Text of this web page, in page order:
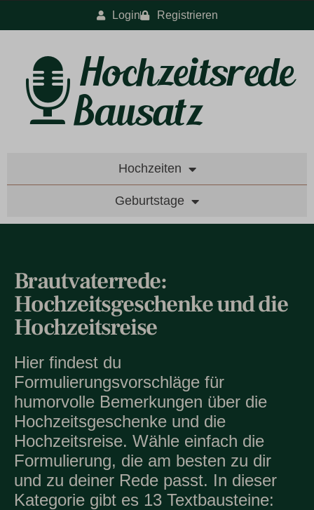
Login Registrieren
Hochzeiten
Geburtstage
Brautvaterrede:
Hochzeitsgeschenke und die
Hochzeitsreise
Hier findest du
Formulierungsvorschläge für
humorvolle Bemerkungen über die
Hochzeitsgeschenke und die
Hochzeitsreise. Wähle einfach die
Formulierung, die am besten zu dir
und zu deiner Rede passt. In dieser
Kategorie gibt es 13 Textbausteine: